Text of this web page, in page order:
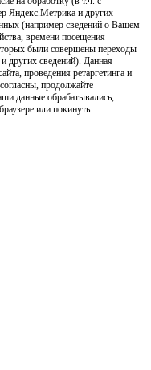
Яндекс.Метрика и других
(например сведений о Вашем
времени посещения
были совершены переходы
других сведений). Данная
проведения ретаргетинга и
продолжайте
данные обрабатывались,
или покинуть